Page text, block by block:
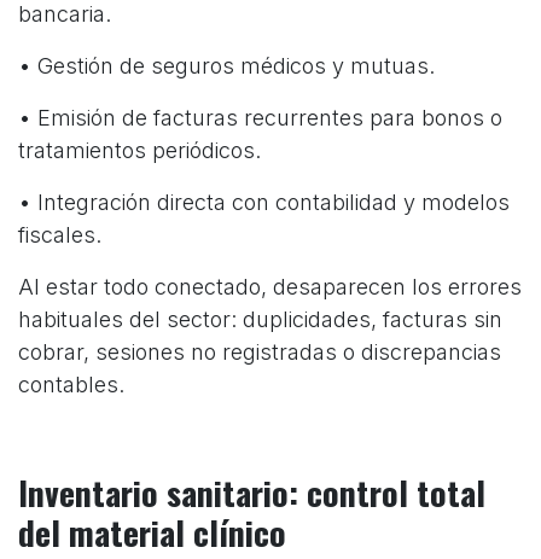
bancaria.
• Gestión de seguros médicos y mutuas.
• Emisión de facturas recurrentes para bonos o
tratamientos periódicos.
• Integración directa con contabilidad y modelos
fiscales.
Al estar todo conectado, desaparecen los errores
habituales del sector: duplicidades, facturas sin
cobrar, sesiones no registradas o discrepancias
contables.
Inventario sanitario: control total
del material clínico